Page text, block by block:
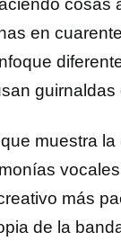
cosas
en
guirnaldas
muestra
más
de la